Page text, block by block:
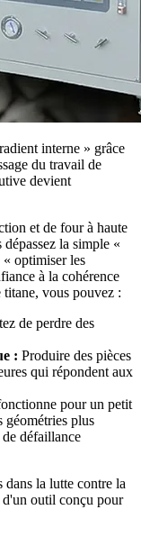
interne » grâce
du travail de
devient
et de four à haute
la simple «
optimiser les
à la cohérence
vous pouvez :
de perdre des
: Produire des pièces
qui répondent aux
pour un petit
géométries plus
de défaillance
dans la lutte contre la
d'un outil conçu pour